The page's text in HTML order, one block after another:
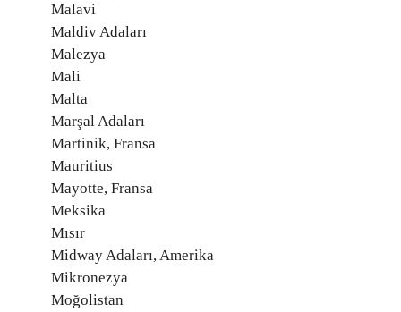
Malavi
Maldiv Adaları
Malezya
Mali
Malta
Marşal Adaları
Martinik, Fransa
Mauritius
Mayotte, Fransa
Meksika
Mısır
Midway Adaları, Amerika
Mikronezya
Moğolistan